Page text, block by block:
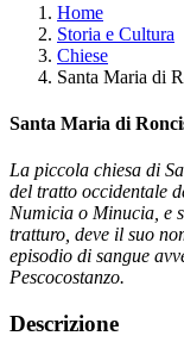
Home
Storia e Cultura
Chiese
Santa Maria di
Santa Maria di
La piccola chiesa di
del tratto occidentale
Numicia o Minucia, e
tratturo, deve il suo
episodio di sangue
Pescocostanzo.
Descrizione